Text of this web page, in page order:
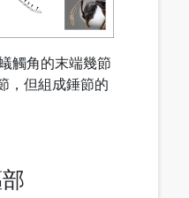
觸角的末端幾節
，但組成錘節的